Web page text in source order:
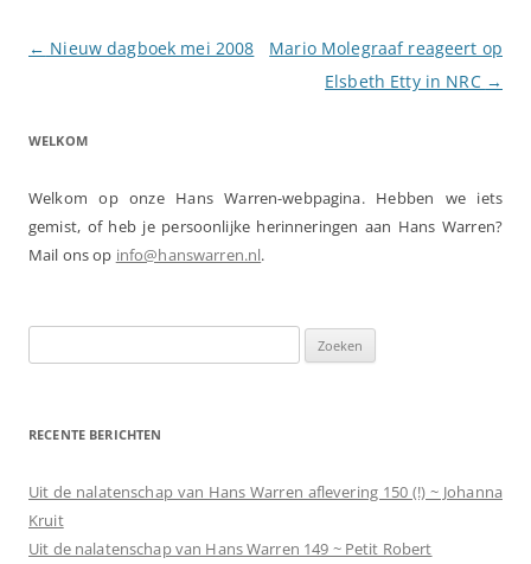
Berichtnavigatie
← Nieuw dagboek mei 2008
Mario Molegraaf reageert op
Elsbeth Etty in NRC →
WELKOM
Welkom op onze Hans Warren-webpagina. Hebben we iets
gemist, of heb je persoonlijke herinneringen aan Hans Warren?
Mail ons op info@hanswarren.nl.
naar:
RECENTE BERICHTEN
Uit de nalatenschap van Hans Warren aflevering 150 (!) ~ Johanna
Kruit
Uit de nalatenschap van Hans Warren 149 ~ Petit Robert